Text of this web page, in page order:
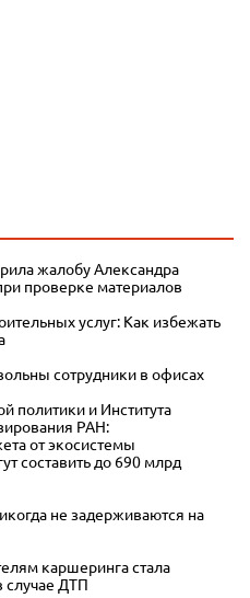
жалобу Александра
проверке материалов
услуг: Как избежать
сотрудники в офисах
политики и Института
РАН:
от экосистемы
составить до 690 млрд
не задерживаются на
каршеринга стала
случае ДТП